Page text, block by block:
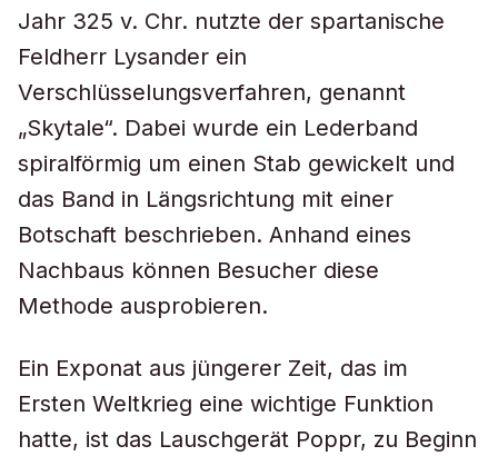
Jahr 325 v. Chr. nutzte der spartanische
Feldherr Lysander ein
Verschlüsselungsverfahren, genannt
„Skytale“. Dabei wurde ein Lederband
spiralförmig um einen Stab gewickelt und
das Band in Längsrichtung mit einer
Botschaft beschrieben. Anhand eines
Nachbaus können Besucher diese
Methode ausprobieren.
Ein Exponat aus jüngerer Zeit, das im
Ersten Weltkrieg eine wichtige Funktion
hatte, ist das Lauschgerät Poppr, zu Beginn